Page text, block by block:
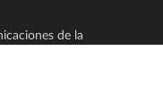
de la